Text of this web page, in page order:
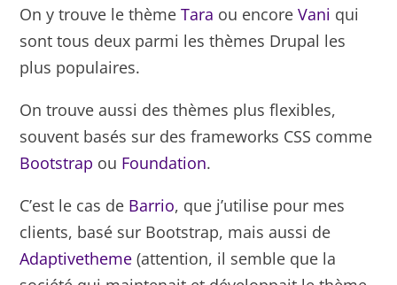
On y trouve le thèmeTara ou encoreVani qui
sont tous deux parmi les thèmes Drupal les
plus populaires.
On trouve aussi des thèmes plus flexibles,
souvent basés sur des frameworks CSS comme
Bootstrap ou Foundation.
C’est le cas de Barrio, que j’utilise pour mes
clients, basé sur Bootstrap, mais aussi de
Adaptivetheme (attention, il semble que la